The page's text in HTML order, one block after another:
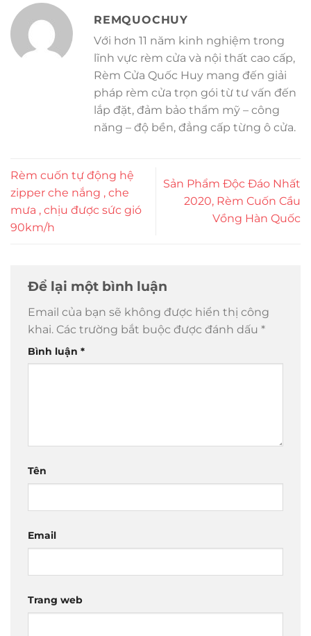
REMQUOCHUY
Với hơn 11 năm kinh nghiệm trong
lĩnh vực rèm cửa và nội thất cao cấp,
Rèm Cửa Quốc Huy mang đến giải
pháp rèm cửa trọn gói từ tư vấn đến
lắp đặt, đảm bảo thẩm mỹ – công
năng – độ bền, đẳng cấp từng ô cửa.
Rèm cuốn tự động hệ
zipper che nắng , che
mưa , chịu được sức gió
90km/h
Sản Phẩm Độc Đáo Nhất
2020, Rèm Cuốn Cầu
Vồng Hàn Quốc
Để lại một bình luận
Email của bạn sẽ không được hiển thị công
khai. Các trường bắt buộc được đánh dấu *
Bình luận *
Tên
Email
Trang web